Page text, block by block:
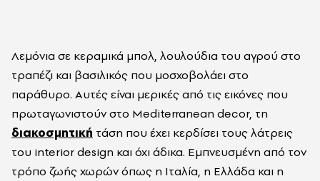
Λεμόνια σε κεραμικά μπολ, λουλούδια του αγρού στο
τραπέζι και βασιλικός που μοσχοβολάει στο
παράθυρο. Αυτές είναι μερικές από τις εικόνες που
πρωταγωνιστούν στο Mediterranean decor, τη
διακοσμητική τάση που έχει κερδίσει τους λάτρεις
του interior design και όχι άδικα. Εμπνευσμένη από τον
τρόπο ζωής χωρών όπως η Ιταλία, η Ελλάδα και η